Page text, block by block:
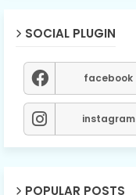
SOCIAL PLUGIN
facebook
instagram
POPULAR POSTS